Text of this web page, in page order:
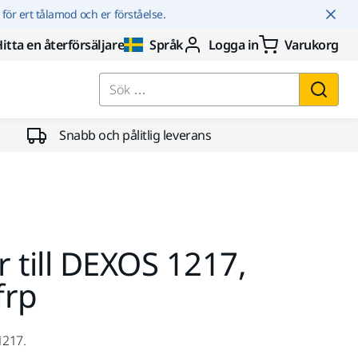
ert tålamod och er förståelse.
en återförsäljare Språk Logga in Varukorg
Sök …
Snabb och pålitlig leverans
DEXOS 1217,